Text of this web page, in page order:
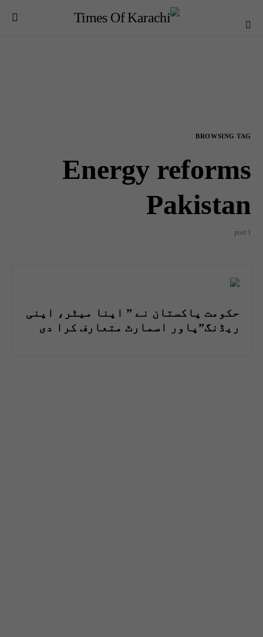
BROWSING TAG
Energy reforms
Pakistan
1 post
حکومت پاکستان نے ” اپنا میٹر، اپنی
ریڈنگ”پاور اسمارٹ متعارف کرا دی